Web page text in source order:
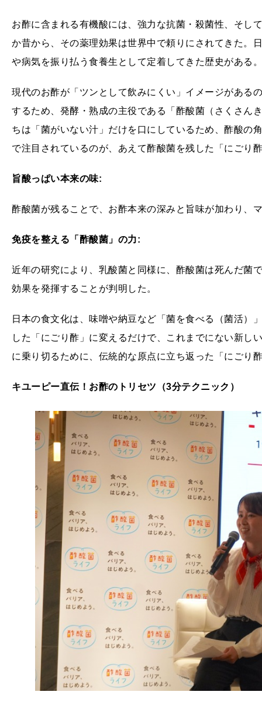
お酢に含まれる有機酸には、強力な抗菌・殺菌性、そし
か昔から、その薬理効果は世界中で頼りにされてきた。
や病気を振り払う食養生として定着してきた歴史がある。
現代のお酢が「ツンとして飲みにくい」イメージがある
するため、発酵・熟成の主役である「酢酸菌（さくさん
ちは「菌がいない汁」だけを口にしているため、酢酸の
で注目されているのが、あえて酢酸菌を残した「にごり
旨酸っぱい本来の味:
酢酸菌が残ることで、お酢本来の深みと旨味が加わり、
免疫を整える「酢酸菌」の力:
近年の研究により、乳酸菌と同様に、酢酸菌は死んだ菌
効果を発揮することが判明した。
日本の食文化は、味噌や納豆など「菌を食べる（菌活）
した「にごり酢」に変えるだけで、これまでにない新し
に乗り切るために、伝統的な原点に立ち返った「にごり
キユーピー直伝！お酢のトリセツ（3分テクニック）